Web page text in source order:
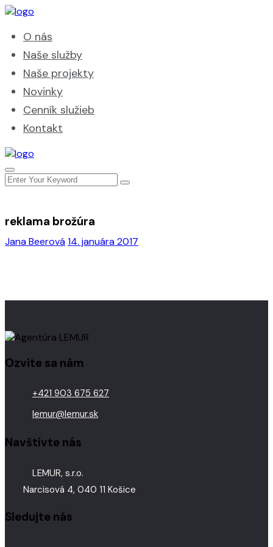
O nás
Naše služby
Naše projekty
Novinky
Cenník služieb
Kontakt
Jana Beerová14. januára 2017
reklama brožúra
Ozvite sa nám
+421 903 675 627
lemur@lemur.sk
Navštívte nás
LEMUR, s.r.o.
Narcisová 4, 040 11 Košice
Sledujte nás